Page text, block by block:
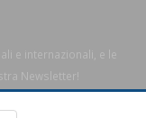
e internazionali, e le
Newsletter!